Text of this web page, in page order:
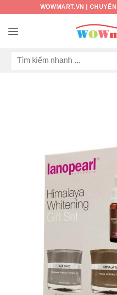
nội
WOWMART.VN |
Tìm